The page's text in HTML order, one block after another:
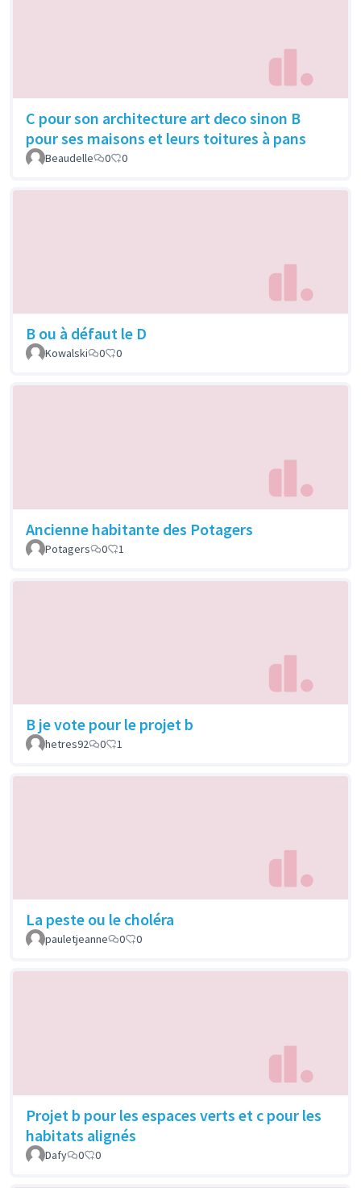
C pour son architecture art deco sinon B
pour ses maisons et leurs toitures à pans
Beaudelle 0 0
B ou à défaut le D
Kowalski 0 0
Ancienne habitante des Potagers
Potagers 0 1
B je vote pour le projet b
hetres92 0 1
La peste ou le choléra
pauletjeanne 0 0
Projet b pour les espaces verts et c pour les
habitats alignés
Dafy 0 0